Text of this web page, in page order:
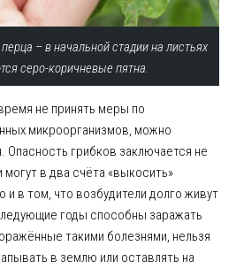
– в начальной стадии на листьях
серо-коричневые пятна.
не принять меры по
микроорганизмов, можно
Опасность грибков заключается не
могут в два счёта «выкосить»
и в том, что возбудители долго живут
годы способны заражать
такими болезнями, нельзя
в землю или оставлять на